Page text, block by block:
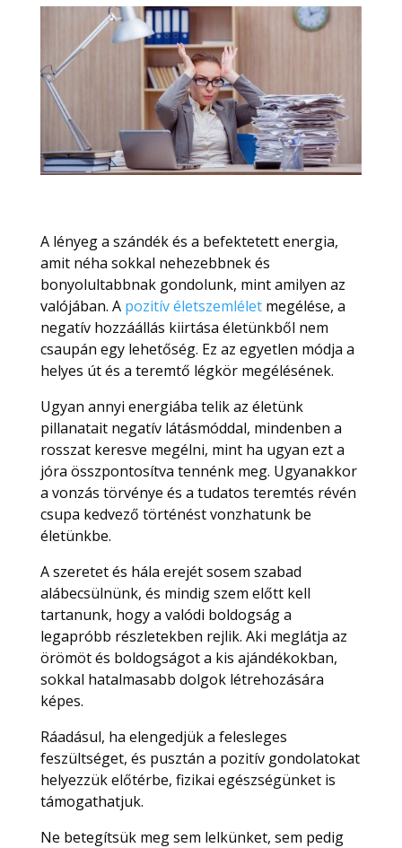
A lényeg a szándék és a befektetett energia,
amit néha sokkal nehezebbnek és
bonyolultabbnak gondolunk, mint amilyen az
valójában. A pozitív életszemléletmegélése, a
negatív hozzáállás kiirtása életünkből nem
csaupán egy lehetőség. Ez az egyetlen módja a
helyes út és a teremtő légkör megélésének.
Ugyan annyi energiába telik az életünk
pillanatait negatív látásmóddal, mindenben a
rosszat keresve megélni, mint ha ugyan ezt a
jóra összpontosítva tennénk meg. Ugyanakkor
a vonzás törvénye és a tudatos teremtés révén
csupa kedvező történést vonzhatunk be
életünkbe.
A szeretet és hála erejét sosem szabad
alábecsülnünk, és mindig szem előtt kell
tartanunk, hogy a valódi boldogság a
legapróbb részletekben rejlik. Aki meglátja az
örömöt és boldogságot a kis ajándékokban,
sokkal hatalmasabb dolgok létrehozására
képes.
Ráadásul, ha elengedjük a felesleges
feszültséget, és pusztán a pozitív gondolatokat
helyezzük előtérbe, fizikai egészségünket is
támogathatjuk.
Ne betegítsük meg sem lelkünket, sem pedig